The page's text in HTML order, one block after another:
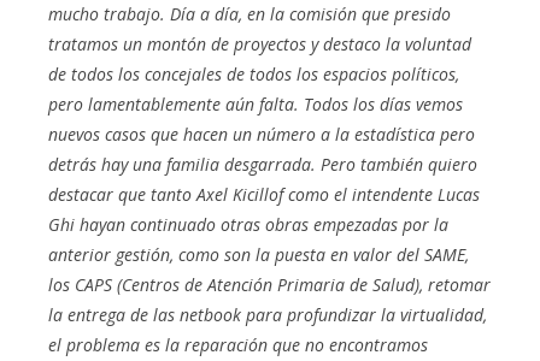
mucho trabajo. Día a día, en la comisión que presido
tratamos un montón de proyectos y destaco la voluntad
de todos los concejales de todos los espacios políticos,
pero lamentablemente aún falta. Todos los días vemos
nuevos casos que hacen un número a la estadística pero
detrás hay una familia desgarrada. Pero también quiero
destacar que tanto Axel Kicillof como el intendente Lucas
Ghi hayan continuado otras obras empezadas por la
anterior gestión, como son la puesta en valor del SAME,
los CAPS (Centros de Atención Primaria de Salud), retomar
la entrega de las netbook para profundizar la virtualidad,
el problema es la reparación que no encontramos